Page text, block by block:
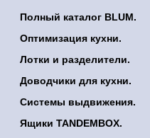
Полный каталог BLUM.
Оптимизация кухни.
Лотки и разделители.
Доводчики для кухни.
Системы выдвижения.
Ящики TANDEMBOX.